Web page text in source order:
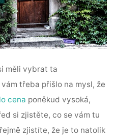
měli vybrat ta
třeba přišlo na mysl, že
cena poněkud vysoká,
si zjistěte, co se vám tu
zjistíte, že je to natolik